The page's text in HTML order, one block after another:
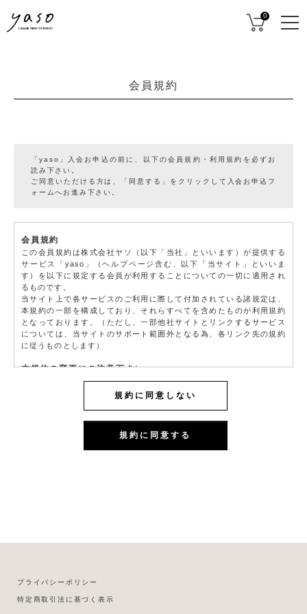
0
会員規約
「yaso」入会お申込の前に、以下の会員規約・利用規約を必ずお
読み下さい。
ご同意いただける方は、「同意する」をクリックして入会お申込フ
ォームへお進み下さい。
会員規約
この会員規約は株式会社ヤソ（以下「当社」といいます）が提供する
サービス「yaso」（ヘルプページ含む、以下「当サイト」といいま
す）を以下に規定する会員が利用することについての一切に適用され
るものです。
当サイト上で各サービスのご利用に際して付加されている諸規定は、
本規約の一部を構成しており、それらすべてを含めたものが利用規約
となっております。（ただし、一部他社サイトとリンクするサービス
については、当サイトのサポート範囲外となる為、各リンク先の規約
に従うものとします）
本規約の変更にご注意下さい
1. 当社は、会員の了承を得ることなく本規約を随時変更することがで
きるものとし、会員はこれを承諾します。
会員のみなさまへの通知
1. 本規約の変更のケース以外に当社が必要と判断した場合、当社は、
※ログインには、会員登録時に入力したメールアドレスおよびパスワ
会員のみなさまから提供された個人情報
どの大切な個人情報がネットサーバ上に登録されますが、当社はその
規約に同意しない
規約に同意する
プライバシーポリシー
特定商取引法に基づく表示